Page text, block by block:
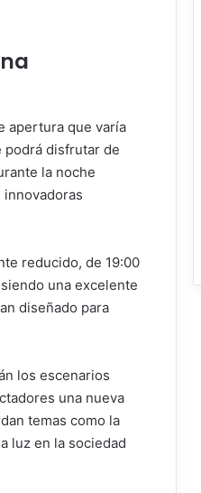
apertura que varía
podrá disfrutar de
la noche
innovadoras
reducido, de 19:00
una excelente
diseñado para
los escenarios
una nueva
temas como la
luz en la sociedad